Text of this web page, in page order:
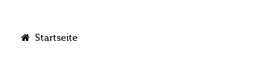
Startseite